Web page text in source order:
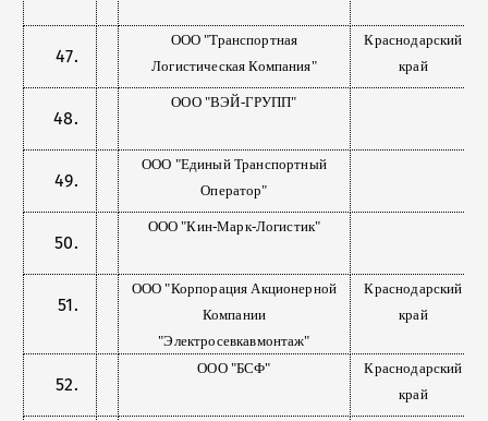
ООО "Транспортная
Логистическая Компания"
Краснодарский
край
ООО "ВЭЙ-ГРУПП"
ООО "Единый Транспортный
Оператор"
ООО "Кин-Марк-Логистик"
ООО "Корпорация Акционерной
Компании
"Электросевкавмонтаж"
Краснодарский
край
ООО "БСФ"
Краснодарский
край